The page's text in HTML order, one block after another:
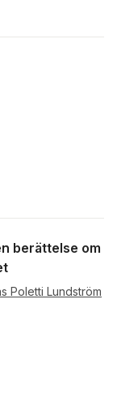
röster:
berättelse om
Poletti Lundström
röster: